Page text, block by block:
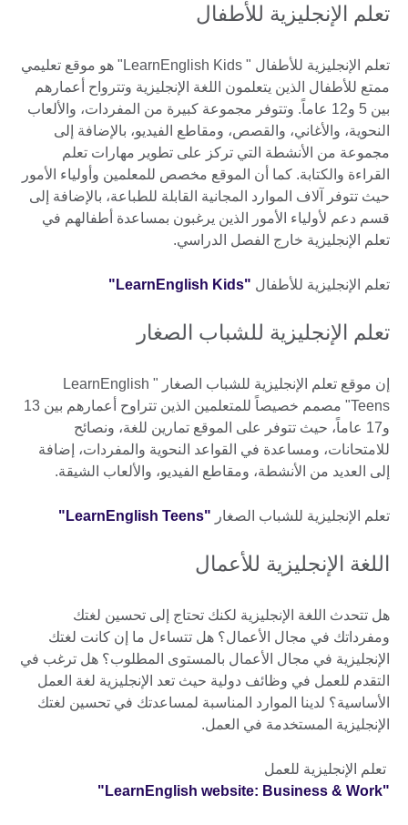
تعلم الإنجليزية للأطفال
تعلم الإنجليزية للأطفال " LearnEnglish Kids" هو موقع تعليمي
ممتع للأطفال الذين يتعلمون اللغة الإنجليزية وتترواح أعمارهم
بين 5 و12 عاماً. وتتوفر مجموعة كبيرة من المفردات، والألعاب
النحوية، والأغاني، والقصص، ومقاطع الفيديو، بالإضافة إلى
مجموعة من الأنشطة التي تركز على تطوير مهارات تعلم
القراءة والكتابة. كما أن الموقع مخصص للمعلمين وأولياء الأمور
حيث تتوفر آلاف الموارد المجانية القابلة للطباعة، بالإضافة إلى
قسم دعم لأولياء الأمور الذين يرغبون بمساعدة أطفالهم في
تعلم الإنجليزية خارج الفصل الدراسي.
تعلم الإنجليزية للأطفال "LearnEnglish Kids"
تعلم الإنجليزية للشباب الصغار
إن موقع تعلم الإنجليزية للشباب الصغار " LearnEnglish
Teens" مصمم خصيصاً للمتعلمين الذين تتراوح أعمارهم بين 13
و17 عاماً، حيث تتوفر على الموقع تمارين للغة، ونصائح
للامتحانات، ومساعدة في القواعد النحوية والمفردات، إضافة
إلى العديد من الأنشطة، ومقاطع الفيديو، والألعاب الشيقة.
تعلم الإنجليزية للشباب الصغار "LearnEnglish Teens"
اللغة الإنجليزية للأعمال
هل تتحدث اللغة الإنجليزية لكنك تحتاج إلى تحسين لغتك
ومفرداتك في مجال الأعمال؟ هل تتساءل ما إن كانت لغتك
الإنجليزية في مجال الأعمال بالمستوى المطلوب؟ هل ترغب في
التقدم للعمل في وظائف دولية حيث تعد الإنجليزية لغة العمل
الأساسية؟ لدينا الموارد المناسبة لمساعدتك في تحسين لغتك
الإنجليزية المستخدمة في العمل.
تعلم الإنجليزية للعمل
"LearnEnglish website: Business & Work"